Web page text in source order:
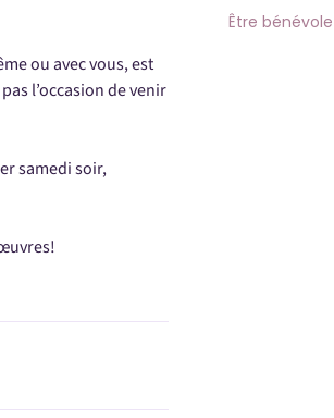
ou avec vous, est
l’occasion de venir
samedi soir,
Être bénévole